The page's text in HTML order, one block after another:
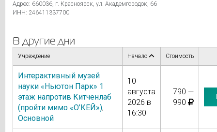
Адрес: 660036, г. Красноярск, ул. Академгородок, 66
ИНН: 246411337700
В другие дни
Учреждение Начало Стоимость
Интерактивный музей
науки «Ньютон Парк» 1
этаж напротив Китченлаб
(пройти мимо «О’КЕЙ»),
Основной
10
августа
2026 в
16:30
790 —
990